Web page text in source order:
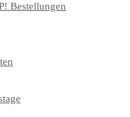
Bestellungen